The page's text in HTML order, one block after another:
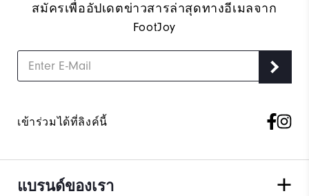
สมัครเพื่ออัปเดตข่าวสารล่าสุดทางอีเมลจาก
FootJoy
เข้าร่วมได้ที่ลิงค์นี้
แบรนด์ของเรา